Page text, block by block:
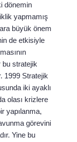
dönemin
yapmamış
büyük önem
de etkisiyle
bu stratejik
1999 Stratejik
iki ayaklı
olası krizlere
yapılanma,
görevini
Yine bu